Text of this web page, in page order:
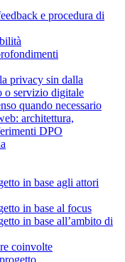
e procedura di
privacy sin dalla
o servizio digitale
quando necessario
architettura,
DPO
in base agli attori
in base al focus
in base all’ambito di
coinvolte